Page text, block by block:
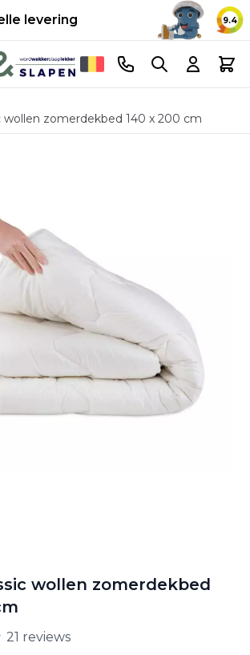
levering 14
9.4
Telefoonnummer
Search Cart
wollen zomerdekbed 140 x 200 cm
wollen zomerdekbed
21 reviews